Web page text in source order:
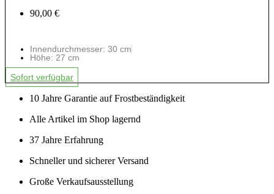
90,00 €
Innendurchmesser: 30 cm
Höhe: 27 cm
Sofort verfügbar
10 Jahre Garantie auf Frostbeständigkeit
Alle Artikel im Shop lagernd
37 Jahre Erfahrung
Schneller und sicherer Versand
Große Verkaufsausstellung